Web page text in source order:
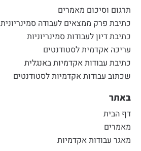
תרגום וסיכום מאמרים
כתיבת פרק ממצאים לעבודה סמינריונית
כתיבת דיון לעבודות סמינריוניות
עריכה אקדמית לסטודנטים
כתיבת עבודות אקדמיות באנגלית
שכתוב עבודות אקדמיות לסטודנטים
באתר
דף הבית
מאמרים
מאגר עבודות אקדמיות